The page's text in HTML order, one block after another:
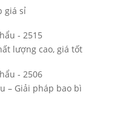
giá sỉ
lượng cao, giá tốt
– Giải pháp bao bì